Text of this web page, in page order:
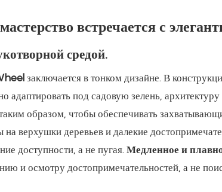
встречается с
средой.
заключается в тонком дизайне. В
адаптировать под садовую зелень,
образом, чтобы обеспечивать
верхушки деревьев и далекие
доступности, а не пугая. Медленное и
и осмотру достопримечательностей, а не